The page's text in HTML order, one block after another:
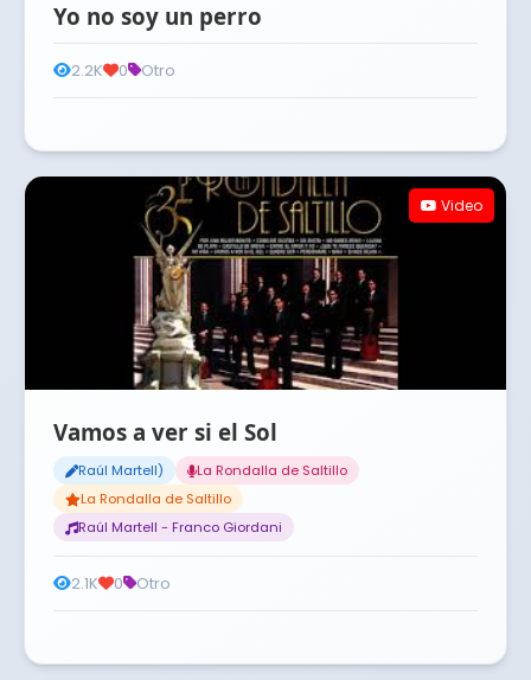
Yo no soy un perro
2.2K 0 Otro
Video
Vamos a ver si el Sol
Raúl Martell)
La Rondalla de Saltillo
La Rondalla de Saltillo
Raúl Martell - Franco Giordani
2.1K 0 Otro